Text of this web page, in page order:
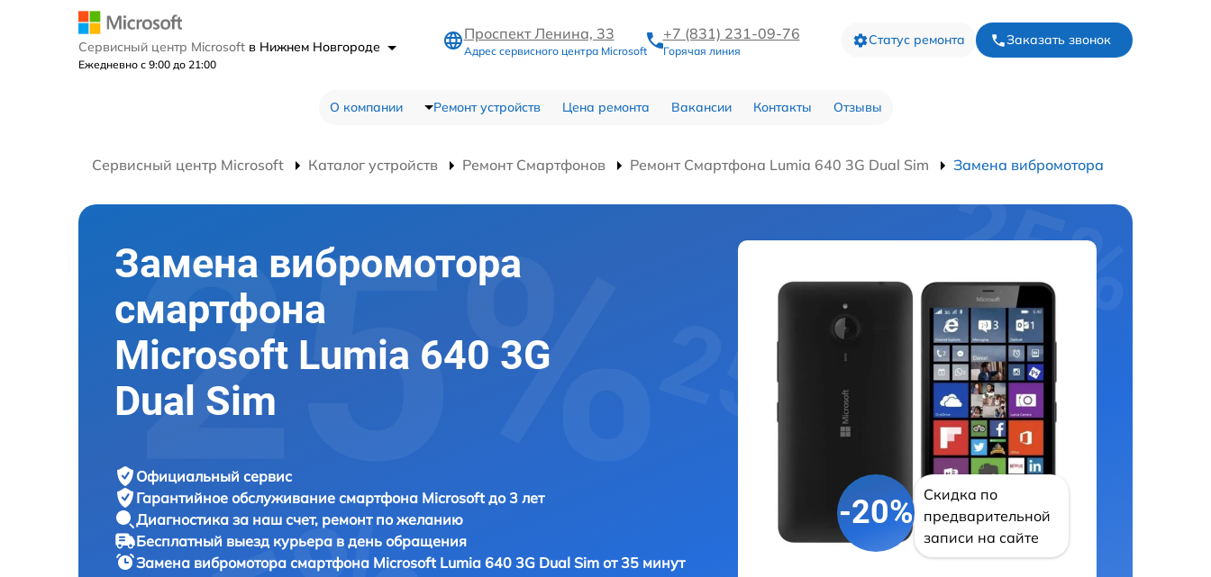
Сервисный центр Microsoft в Нижнем Новгороде
Ежедневно с 9:00 до 21:00
Проспект Ленина, 33
Адрес сервисного центра Microsoft
+7 (831) 231-09-76
Горячая линия
Статус ремонта Заказать звонок
О компании Ремонт устройств Цена ремонта Вакансии Контакты Отзывы
Сервисный центр Microsoft Каталог устройств Ремонт Смартфонов Ремонт Смартфона Lumia 640 3G Dual Sim Замена вибромотора
Замена вибромотора
смартфона
Microsoft Lumia 640 3G
Dual Sim
Официальный сервис
Гарантийное обслуживание смартфона Microsoft до 3 лет
Диагностика за наш счет, ремонт по желанию
Бесплатный выезд курьера в день обращения
Замена вибромотора смартфона Microsoft Lumia 640 3G Dual Sim от 35 минут
-20%
Скидка по
предварительной
записи на сайте